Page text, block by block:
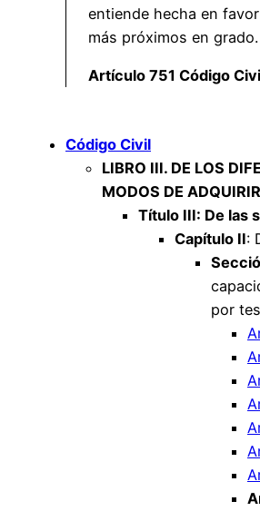
entiende hecha en
más próximos en grado.
Artículo 751 Código
Código Civil
LIBRO III. DE LOS
MODOS DE
Título III: De las
Capítulo II:
por